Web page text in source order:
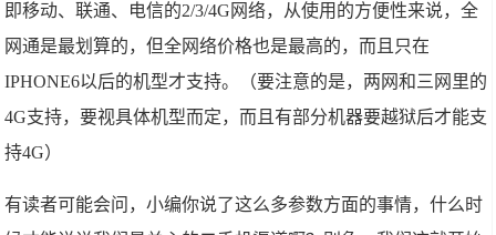
即移动、联通、电信的2/3/4G网络，从使用的方便性来说，全
网通是最划算的，但全网络价格也是最高的，而且只在
IPHONE6以后的机型才支持。（要注意的是，两网和三网里的
4G支持，要视具体机型而定，而且有部分机器要越狱后才能支
持4G）
有读者可能会问，小编你说了这么多参数方面的事情，什么时